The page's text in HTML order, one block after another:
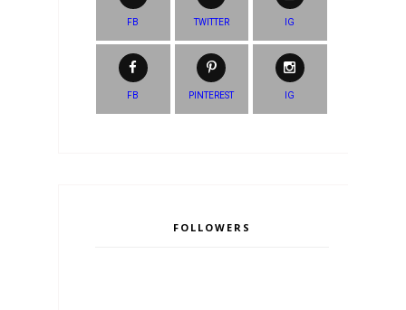
FB TWITTER IG
FB PINTEREST IG
FOLLOWERS